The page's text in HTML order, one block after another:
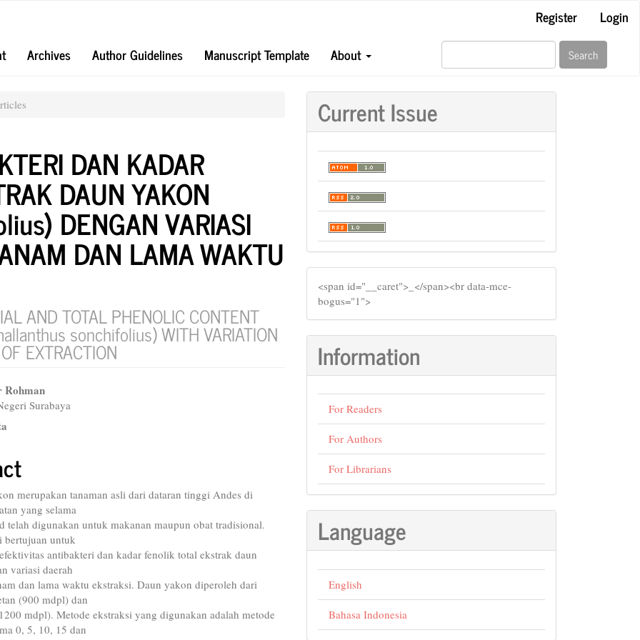
Register
Login
Archives Author Guidelines Manuscript Template About Search
DAN KADAR
DAUN YAKON
DENGAN VARIASI
DAN LAMA WAKTU
AND TOTAL PHENOLIC CONTENT
sonchifolius) WITH VARIATION
EXTRACTION
Rohman
Surabaya
merupakan tanaman asli dari dataran tinggi Andes di
yang selama
telah digunakan untuk makanan maupun obat tradisional.
bertujuan untuk
antibakteri dan kadar fenolik total ekstrak daun
variasi daerah
dan lama waktu ekstraksi. Daun yakon diperoleh dari
(900 mdpl) dan
mdpl). Metode ekstraksi yang digunakan adalah metode
0, 5, 10, 15 dan
Current Issue
SIDEMENU
​<span id="__caret">_</span><br data-mce-
bogus="1">
Information
For Readers
For Authors
For Librarians
Language
English
Bahasa Indonesia